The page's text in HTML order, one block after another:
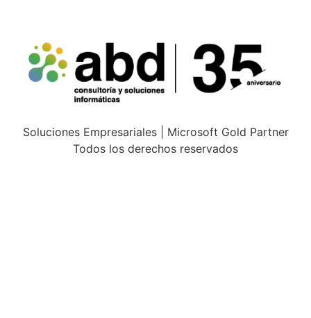
Soluciones Empresariales | Microsoft Gold Partner
Todos los derechos reservados